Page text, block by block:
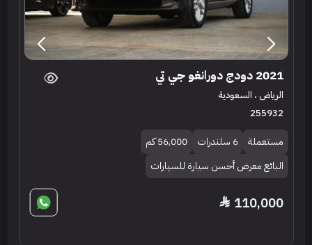
2021 دودج دورانغو جي تي
الرياض ، السعودية
255932
مستعملة 6 سلندرات
56,000 كم
البائع معرض أحسن سيارة للسيارات
110,000